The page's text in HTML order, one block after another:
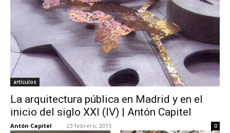
artículos
La arquitectura pública en Madrid y en el
inicio del siglo XXI (IV) | Antón Capitel
Antón Capitel - 23 febrero, 2015 0